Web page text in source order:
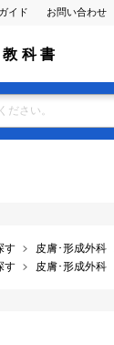
イド お問い合わせ
教 科 書
す 皮膚･形成外科
す 皮膚･形成外科